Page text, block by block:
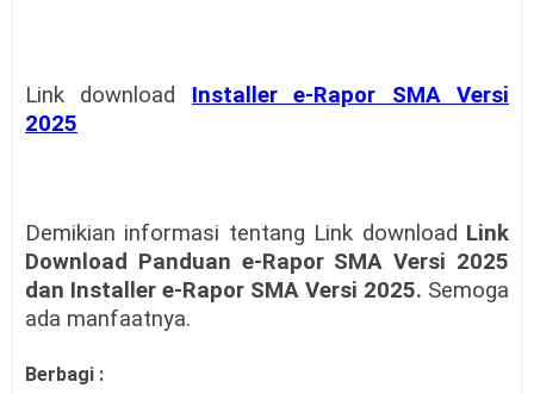
Link download Installer e-Rapor SMA Versi
2025
Demikian informasi tentang Link download Link
Download Panduan e-Rapor SMA Versi 2025
dan Installer e-Rapor SMA Versi 2025. Semoga
ada manfaatnya.
Berbagi :